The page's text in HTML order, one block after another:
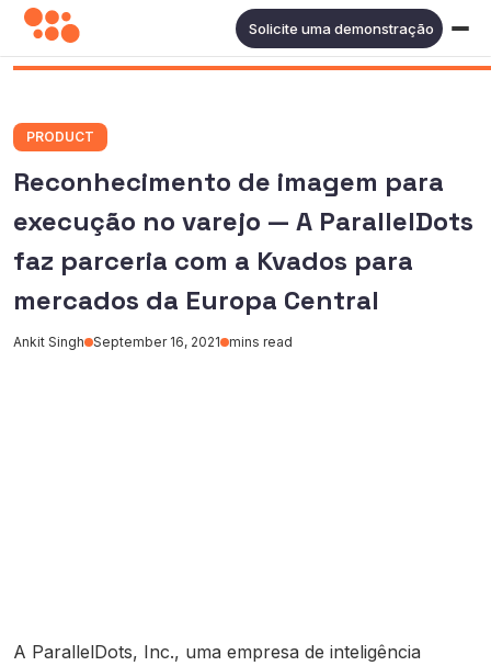
Solicite uma demonstração
PRODUCT
Reconhecimento de imagem para
execução no varejo — A ParallelDots
faz parceria com a Kvados para
mercados da Europa Central
Ankit Singh September 16, 2021 mins read
A ParallelDots, Inc., uma empresa de inteligência